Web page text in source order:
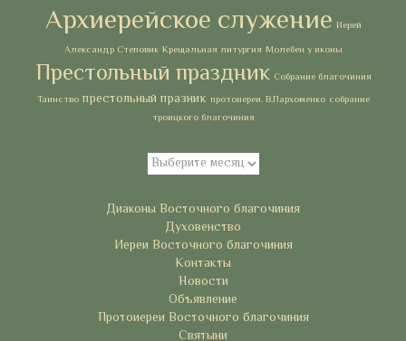
Архиерейское служение Иерей
Александр Степовик Крещальная литургия Молебен у иконы
Престольный праздник Собрание благочиния
Таинство престольный празник протоиереи. В.Пархоменко собрание
троицкого благочиния
Архивы
Диаконы Восточного благочиния
Духовенство
Иереи Восточного благочиния
Контакты
Новости
Объявление
Протоиереи Восточного благочиния
Святыни